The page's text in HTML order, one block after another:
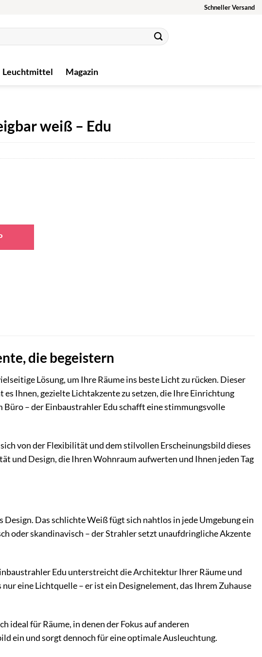
Schneller Versand
Leuchtmittel Magazin
weiß – Edu
die begeistern
Lösung, um Ihre Räume ins beste Licht zu rücken. Dieser
Ihnen, gezielte Lichtakzente zu setzen, die Ihre Einrichtung
– der Einbaustrahler Edu schafft eine stimmungsvolle
von der Flexibilität und dem stilvollen Erscheinungsbild dieses
und Design, die Ihren Wohnraum aufwerten und Ihnen jeden Tag
Das schlichte Weiß fügt sich nahtlos in jede Umgebung ein
oder skandinavisch – der Strahler setzt unaufdringliche Akzente
Edu unterstreicht die Architektur Ihrer Räume und
eine Lichtquelle – er ist ein Designelement, das Ihrem Zuhause
ideal für Räume, in denen der Fokus auf anderen
ein und sorgt dennoch für eine optimale Ausleuchtung.